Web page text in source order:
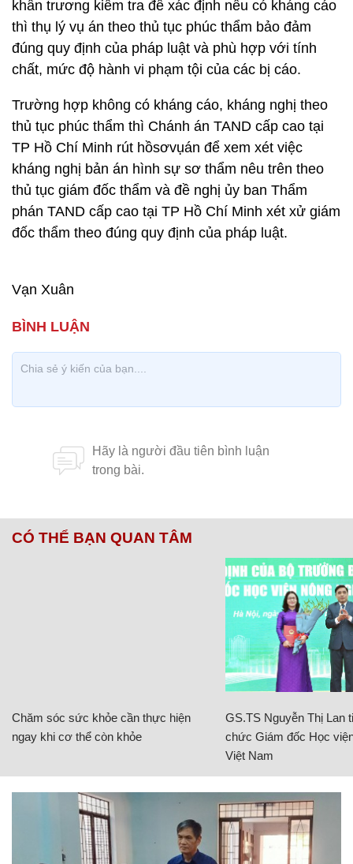
khẩn trương kiểm tra để xác định nếu có kháng cáo
thì thụ lý vụ án theo thủ tục phúc thẩm bảo đảm
đúng quy định của pháp luật và phù hợp với tính
chất, mức độ hành vi phạm tội của các bị cáo.
Trường hợp không có kháng cáo, kháng nghị theo
thủ tục phúc thẩm thì Chánh án TAND cấp cao tại
TP Hồ Chí Minh rút hồsơvụán để xem xét việc
kháng nghị bản án hình sự sơ thẩm nêu trên theo
thủ tục giám đốc thẩm và đề nghị ủy ban Thẩm
phán TAND cấp cao tại TP Hồ Chí Minh xét xử giám
đốc thẩm theo đúng quy định của pháp luật.
Vạn Xuân
CÓ THỂ BẠN QUAN TÂM
Chăm sóc sức khỏe cần thực hiện
ngay khi cơ thể còn khỏe
GS.TS Nguyễn Thị Lan
chức Giám đốc Học
Việt Nam